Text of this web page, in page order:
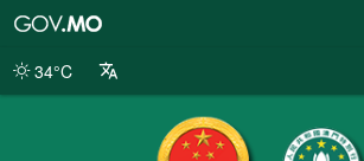
da
34°C